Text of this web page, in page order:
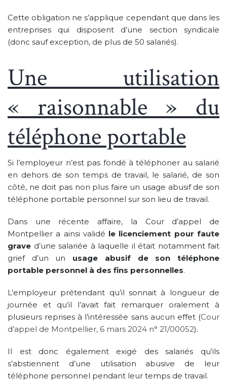
Cette obligation ne s’applique cependant que dans les
entreprises qui disposent d’une section syndicale
(donc sauf exception, de plus de 50 salariés).
Une utilisation
« raisonnable » du
téléphone portable
Si l’employeur n’est pas fondé à téléphoner au salarié
en dehors de son temps de travail, le salarié, de son
côté, ne doit pas non plus faire un usage abusif de son
téléphone portable personnel sur son lieu de travail.
Dans une récente affaire, la Cour d’appel de
Montpellier a ainsi validé le licenciement pour faute
grave d’une salariée à laquelle il était notamment fait
grief d’un un usage abusif de son téléphone
portable personnel à des fins personnelles.
L’employeur prétendant qu’il sonnait à longueur de
journée et qu’il l’avait fait remarquer oralement à
plusieurs reprises à l’intéressée sans aucun effet (Cour
d’appel de Montpellier, 6 mars 2024 n° 21/00052).
Il est donc également exigé des salariés qu’ils
s’abstiennent d’une utilisation abusive de leur
téléphone personnel pendant leur temps de travail.